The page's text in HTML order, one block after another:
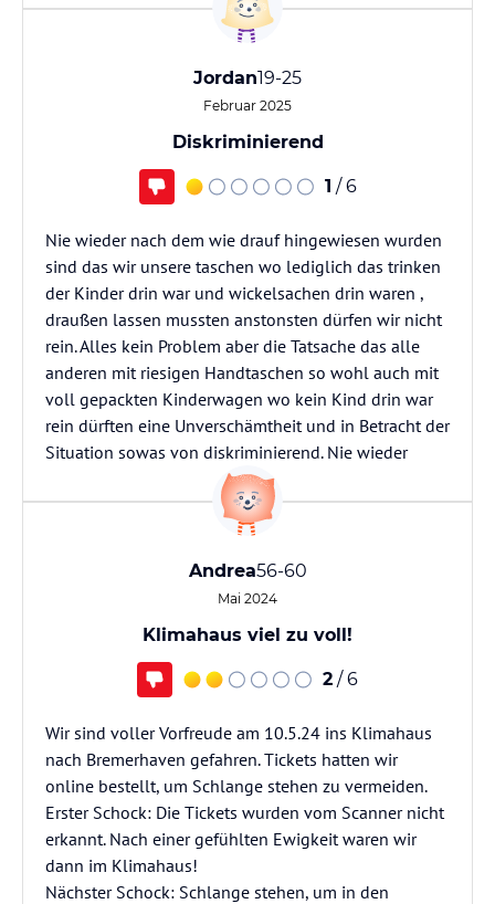
Jordan19-25
Februar 2025
Diskriminierend
1 / 6
Nie wieder nach dem wie drauf hingewiesen wurden
sind das wir unsere taschen wo lediglich das trinken
der Kinder drin war und wickelsachen drin waren ,
draußen lassen mussten anstonsten dürfen wir nicht
rein. Alles kein Problem aber die Tatsache das alle
anderen mit riesigen Handtaschen so wohl auch mit
voll gepackten Kinderwagen wo kein Kind drin war
rein dürften eine Unverschämtheit und in Betracht der
Situation sowas von diskriminierend. Nie wieder
Andrea56-60
Mai 2024
Klimahaus viel zu voll!
2 / 6
Wir sind voller Vorfreude am 10.5.24 ins Klimahaus
nach Bremerhaven gefahren. Tickets hatten wir
online bestellt, um Schlange stehen zu vermeiden.
Erster Schock: Die Tickets wurden vom Scanner nicht
erkannt. Nach einer gefühlten Ewigkeit waren wir
dann im Klimahaus!
Nächster Schock: Schlange stehen, um in den